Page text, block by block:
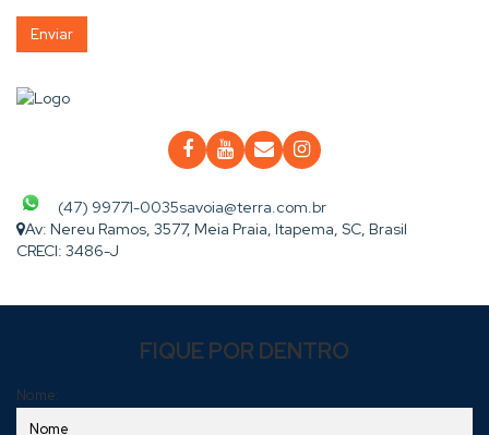
(47) 99771-0035savoia@terra.com.br
Av: Nereu Ramos 3577, Meia Praia Itapema SC Brasil
CRECI: 3486-J
FIQUE POR DENTRO
Nome: